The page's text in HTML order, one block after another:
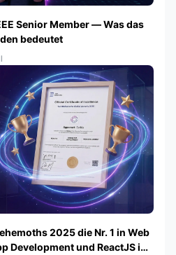
Senior Member — Was das
bedeutet
2025 die Nr. 1 in Web
Development und ReactJS in